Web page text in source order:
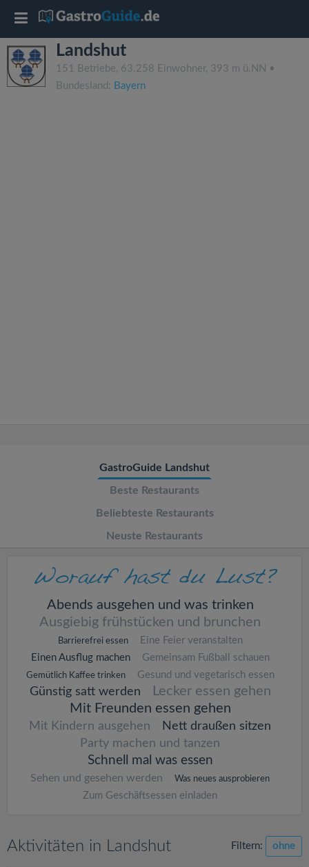
Landshut
151 Betriebe, 63.258 Einwohner, 393 m ü.NN •
Bundesland: Bayern
GastroGuide Landshut
Beste Restaurants
Beliebteste Restaurants
Neuste Restaurants
Abends ausgehen und was trinken
Ausgiebig frühstücken und brunchen
Barrierefrei essen
Eine Feier veranstalten
Einen Ausflug machen
Gemeinsam Fußball schauen
Gemütlich Kaffee trinken Gesund und vegetarisch essen
Günstig satt werden
Lecker essen gehen
Mit Freunden essen gehen
Mit Kindern ausgehen
Nett draußen sitzen
Party machen und tanzen
Schnell mal was essen
Sehen und gesehen werden Was neues ausprobieren
Zum Geschäftsessen einladen
Aktivitäten in Landshut Filtern: ohne
T
o
g